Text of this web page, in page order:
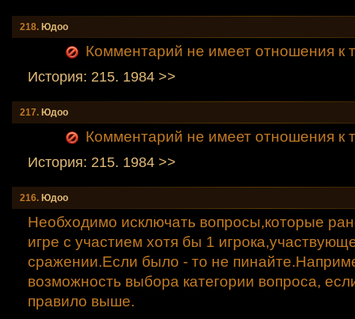
218. Юдоо
Комментарий не имеет отношения к
История: 215. 1984 >>
217. Юдоо
Комментарий не имеет отношения к
История: 215. 1984 >>
216. Юдоо
Необходимо исключать вопросы,которые
игре с участием хотя бы 1
сражении.Если было - то не
возможность выбора категории вопроса,
правило выше.